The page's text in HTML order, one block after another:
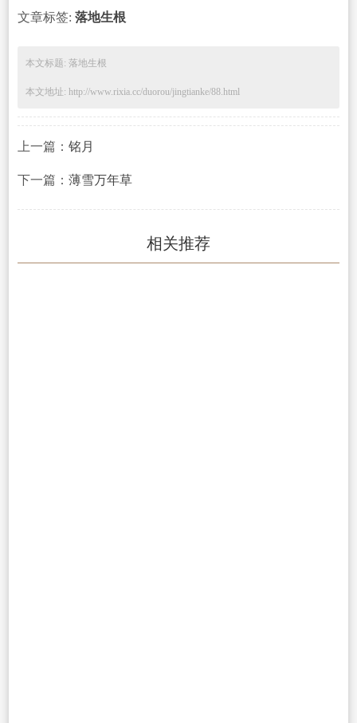
文章标签: 落地生根
本文标题: 落地生根
本文地址: http://www.rixia.cc/duorou/jingtianke/88.html
上一篇： 铭月
下一篇： 薄雪万年草
相关推荐